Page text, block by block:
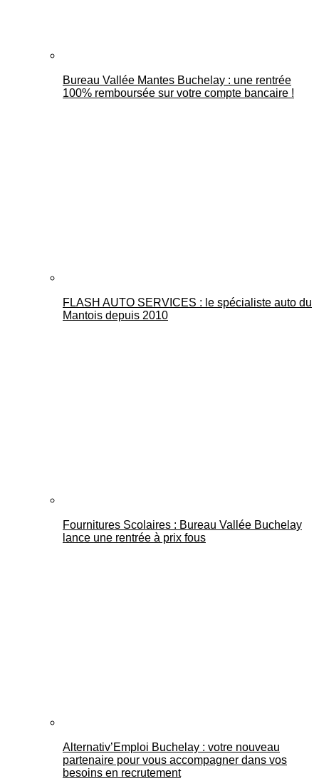
Bureau Vallée Mantes Buchelay : une rentrée
100% remboursée sur votre compte bancaire !
FLASH AUTO SERVICES : le spécialiste auto du
Mantois depuis 2010
Fournitures Scolaires : Bureau Vallée Buchelay
lance une rentrée à prix fous
Alternativ’Emploi Buchelay : votre nouveau
partenaire pour vous accompagner dans vos
besoins en recrutement